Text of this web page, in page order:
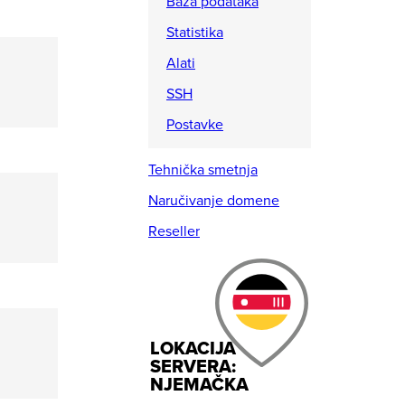
Statistika
Alati
SSH
Postavke
Tehnička smetnja
Naručivanje domene
Reseller
LOKACIJA
SERVERA:
NJEMAČKA